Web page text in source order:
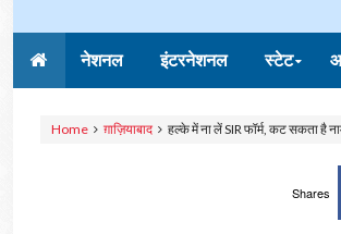
नेशनल इंटरनेशनल स्टेट
Home ग़ाज़ियाबाद हल्के में ना लें SIR फॉर्म, कट सकता है
Shares